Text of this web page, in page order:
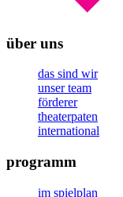
über uns
das sind wir
unser team
förderer
theaterpaten
international
programm
im spielplan